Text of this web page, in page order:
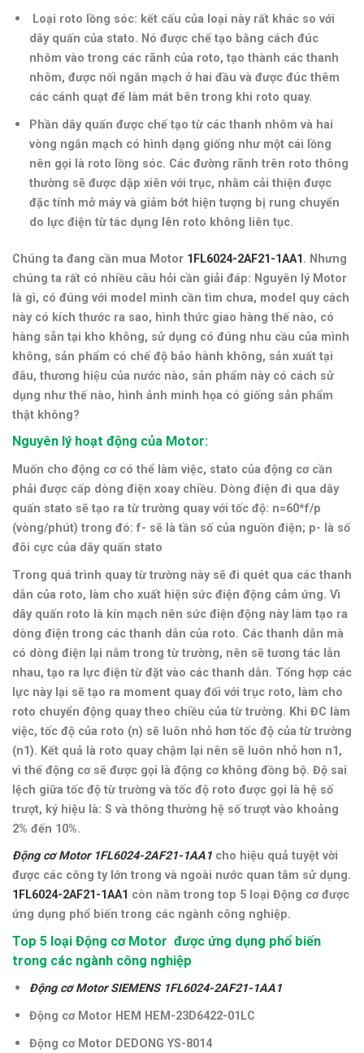
Loại roto lồng sóc: kết cấu của loại này rất khác so với
dây quấn của stato. Nó được chế tạo bằng cách đúc
nhôm vào trong các rãnh của roto, tạo thành các thanh
nhôm, được nối ngắn mạch ở hai đầu và được đúc thêm
các cánh quạt để làm mát bên trong khi roto quay.
Phần dây quấn được chế tạo từ các thanh nhôm và hai
vòng ngắn mạch có hình dạng giống như một cái lồng
nên gọi là roto lồng sóc. Các đường rãnh trên roto thông
thường sẽ được dập xiên với trục, nhằm cải thiện được
đặc tính mở máy và giảm bớt hiện tượng bị rung chuyển
do lực điện từ tác dụng lên roto không liên tục.
Chúng ta đang cần mua Motor 1FL6024-2AF21-1AA1. Nhưng
chúng ta rất có nhiều câu hỏi cần giải đáp: Nguyên lý Motor
là gì, có đúng với model mình cần tìm chưa, model quy cách
này có kích thước ra sao, hình thức giao hàng thế nào, có
hàng sẵn tại kho không, sử dụng có đúng nhu cầu của mình
không, sản phẩm có chế độ bảo hành không, sản xuất tại
đâu, thương hiệu của nước nào, sản phẩm này có cách sử
dụng như thế nào, hình ảnh minh họa có giống sản phẩm
thật không?
Nguyên lý hoạt động của Motor:
Muốn cho động cơ có thể làm việc, stato của động cơ cần
phải được cấp dòng điện xoay chiều. Dòng điện đi qua dây
quấn stato sẽ tạo ra từ trường quay với tốc độ: n=60*f/p
(vòng/phút) trong đó: f- sẽ là tần số của nguồn điện; p- là số
đôi cực của dây quấn stato
Trong quá trình quay từ trường này sẽ đi quét qua các thanh
dẫn của roto, làm cho xuất hiện sức điện động cảm ứng. Vì
dây quấn roto là kín mạch nên sức điện động này làm tạo ra
dòng điện trong các thanh dẫn của roto. Các thanh dẫn mà
có dòng điện lại nằm trong từ trường, nên sẽ tương tác lẫn
nhau, tạo ra lực điện từ đặt vào các thanh dẫn. Tổng hợp các
lực này lại sẽ tạo ra moment quay đối với trục roto, làm cho
roto chuyển động quay theo chiều của từ trường. Khi ĐC làm
việc, tốc độ của roto (n) sẽ luôn nhỏ hơn tốc độ của từ trường
(n1). Kết quả là roto quay chậm lại nên sẽ luôn nhỏ hơn n1,
vì thế động cơ sẽ được gọi là động cơ không đồng bộ. Độ sai
lệch giữa tốc độ từ trường và tốc độ roto được gọi là hệ số
trượt, ký hiệu là: S và thông thường hệ số trượt vào khoảng
2% đến 10%.
Động cơ Motor 1FL6024-2AF21-1AA1 cho hiệu quả tuyệt vời
được các công ty lớn trong và ngoài nước quan tâm sử dụng.
1FL6024-2AF21-1AA1 còn nằm trong top 5 loại Động cơ được
ứng dụng phổ biến trong các ngành công nghiệp.
Top 5 loại Động cơ Motor được ứng dụng phổ biến
trong các ngành công nghiệp
Động cơ Motor SIEMENS 1FL6024-2AF21-1AA1
Động cơ Motor HEM HEM-23D6422-01LC
Động cơ Motor DEDONG YS-8014